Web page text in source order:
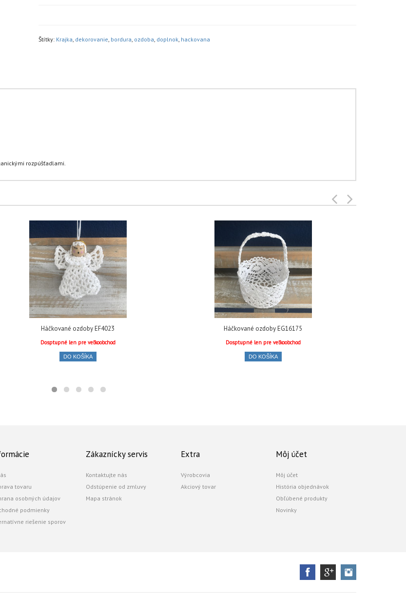
Štítky: Krajka, dekorovanie, bordura, ozdoba, doplnok, hackovana
rozpúšťadlami.
Háčkované ozdoby EF4023
Dosptupné len pre veľkoobchod
DO KOŠÍKA
Háčkované ozdoby EG16175
Dosptupné len pre veľkoobchod
DO KOŠÍKA
tovaru
osobných údajov
podmienky
riešenie sporov
Zákaznícky servis
Kontaktujte nás
Odstúpenie od zmluvy
Mapa stránok
Extra
Výrobcovia
Akciový tovar
Môj účet
Môj účet
História objednávok
Obľúbené produkty
Novinky